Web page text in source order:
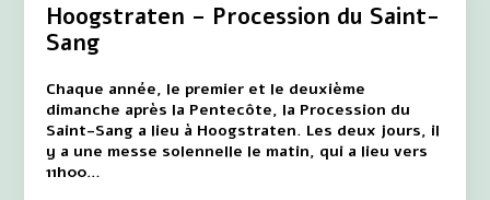
Hoogstraten – Procession du Saint-
Sang
Chaque année, le premier et le deuxième
dimanche après la Pentecôte, la Procession du
Saint-Sang a lieu à Hoogstraten. Les deux jours, il
y a une messe solennelle le matin, qui a lieu vers
11h00…